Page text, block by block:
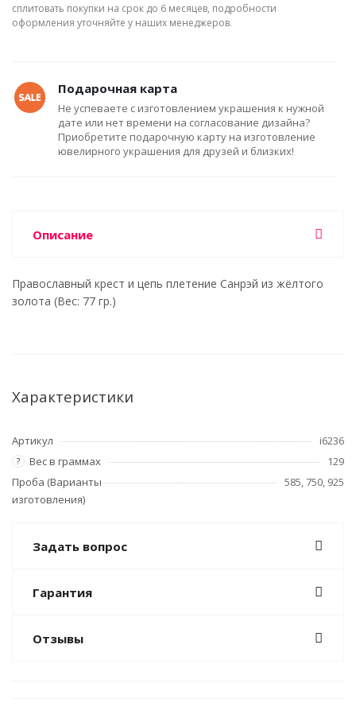
сплитовать покупки на срок до 6 месяцев, подробности
оформления уточняйте у наших менеджеров.
Подарочная карта
Не успеваете с изготовлением украшения к нужной
дате или нет времени на согласование дизайна?
Приобретите подарочную карту на изготовление
ювелирного украшения для друзей и близких!
Описание
Православный крест и цепь плетение Санрэй из жёлтого
золота (Вес: 77 гр.)
Характеристики
Артикул i6236
? Вес в граммах
129
Проба (Варианты
изготовления)
585, 750, 925
Задать вопрос
Гарантия
Отзывы